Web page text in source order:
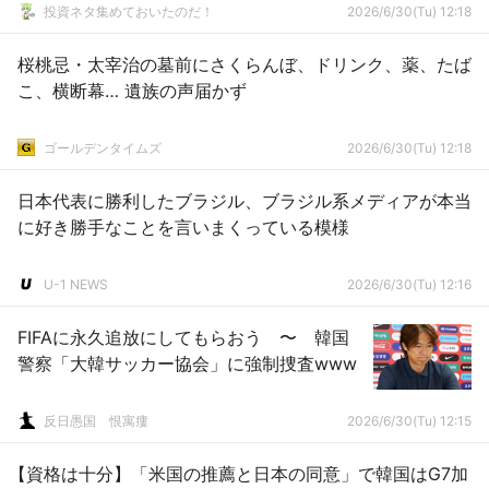
投資ネタ集めておいたのだ！ 2026/6/30(Tu) 12:18
桜桃忌・太宰治の墓前にさくらんぼ、ドリンク、薬、たば
こ、横断幕… 遺族の声届かず
ゴールデンタイムズ 2026/6/30(Tu) 12:18
日本代表に勝利したブラジル、ブラジル系メディアが本当
に好き勝手なことを言いまくっている模様
U-1 NEWS 2026/6/30(Tu) 12:16
FIFAに永久追放にしてもらおう 〜 韓国
警察「大韓サッカー協会」に強制捜査www
反日愚国 恨寓瘻 2026/6/30(Tu) 12:15
【資格は十分】「米国の推薦と日本の同意」で韓国はG7加